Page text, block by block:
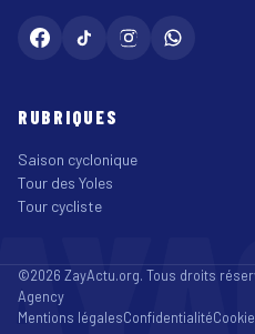
RUBRIQUES
Saison cyclonique
Tour des Yoles
Tour cycliste
©2026 ZayActu.org. Tous droits
Agency
Mentions légalesConfidentialité